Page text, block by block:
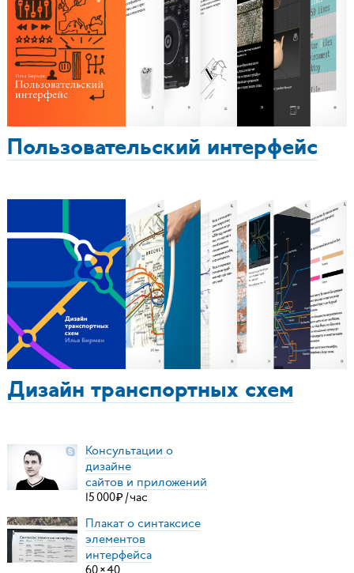
Пользовательский интерфейс
Дизайн транспортных схем
Консультации о
дизайне
сайтов и приложений
15000₽ /час
Плакат о синтаксисе
элементов
интерфейса